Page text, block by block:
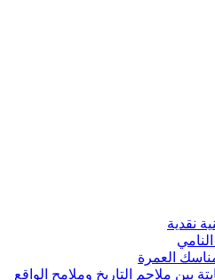
نقدية
مناسك العمرة
بين ملاحم التاريخ وملامح الواقع